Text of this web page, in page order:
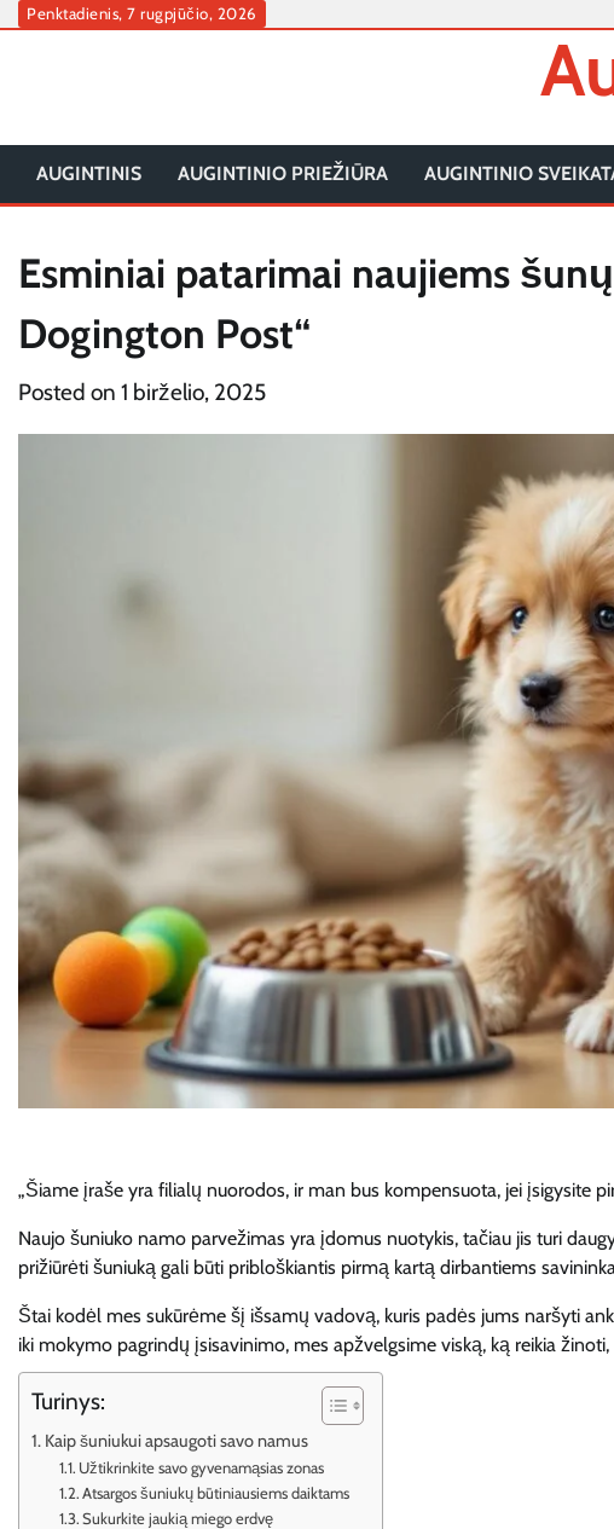
SkipPenktadienis, 7 rugpjūčio, 2026
AUGINTINIS
AUGINTINIO PRIEŽIŪRA AUGINTINIO
Esminiai patarimai naujiems
Dogington Post“
Posted on 1 birželio, 2025
„Šiame įraše yra filialų nuorodos, ir man bus kompensuota, jei įsigysite
Naujo šuniuko namo parvežimas yra įdomus nuotykis, tačiau jis turi
prižiūrėti šuniuką gali būti pribloškiantis pirmą kartą dirbantiems
Štai kodėl mes sukūrėme šį išsamų vadovą, kuris padės jums naršyti
iki mokymo pagrindų įsisavinimo, mes apžvelgsime viską, ką reikia
Turinys:
Kaip šuniukui apsaugoti savo namus
Užtikrinkite savo gyvenamąsias zonas
Atsargos šuniukų būtiniausiems daiktams
Sukurkite jaukią miego erdvę